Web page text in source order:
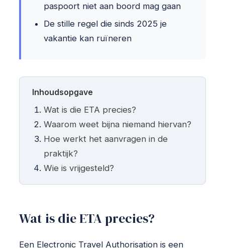
paspoort niet aan boord mag gaan
De stille regel die sinds 2025 je
vakantie kan ruïneren
Inhoudsopgave
Wat is die ETA precies?
Waarom weet bijna niemand hiervan?
Hoe werkt het aanvragen in de
praktijk?
Wie is vrijgesteld?
Wat is die ETA precies?
Een Electronic Travel Authorisation is een